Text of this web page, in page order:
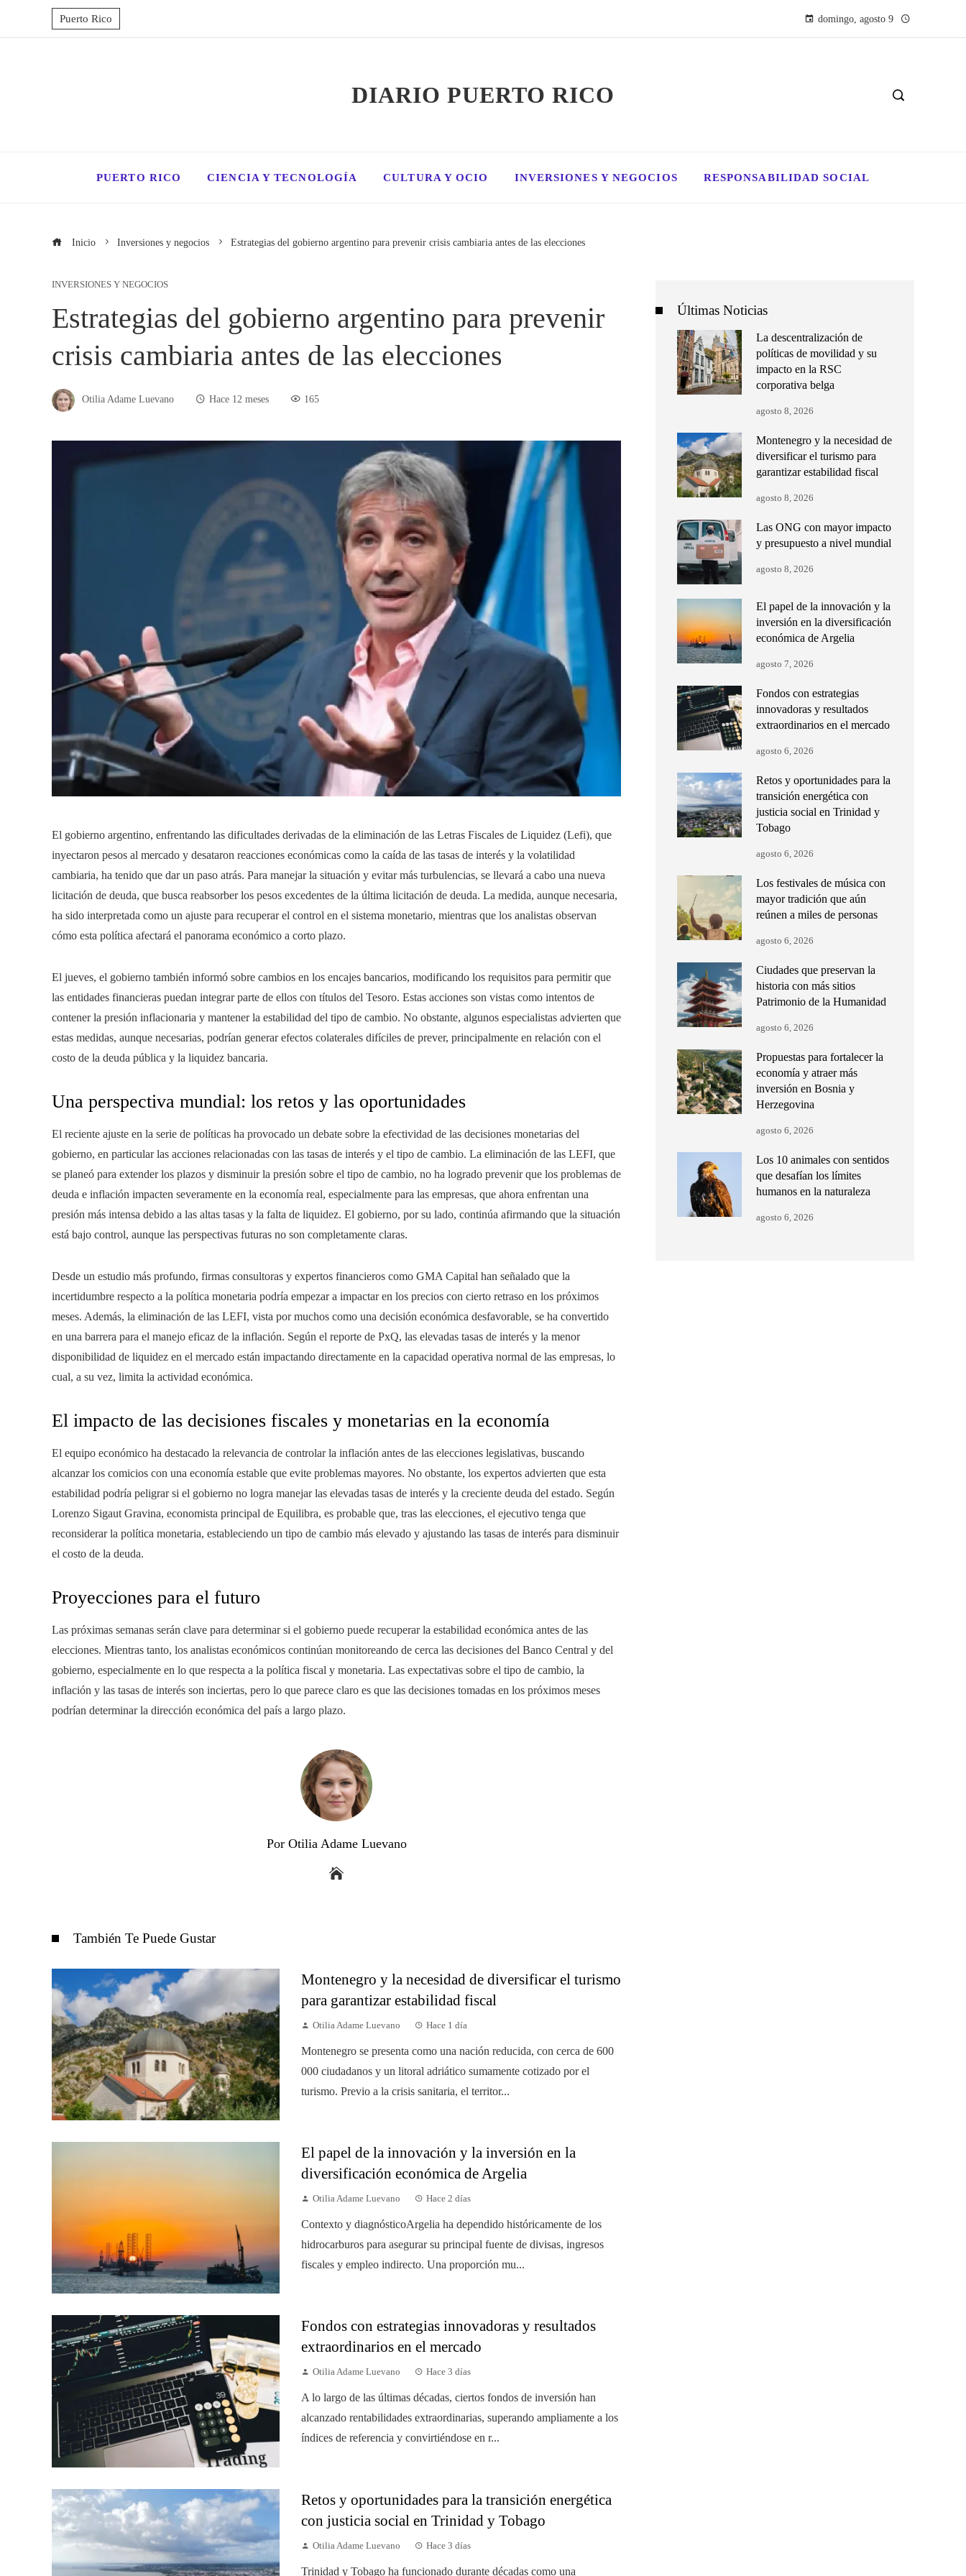
Puerto Rico domingo, agosto 9
DIARIO PUERTO RICO
PUERTO RICO CIENCIA Y TECNOLOGÍA CULTURA Y OCIO INVERSIONES Y NEGOCIOS RESPONSABILIDAD SOCIAL
Inicio Inversiones y negocios Estrategias del gobierno argentino para prevenir crisis cambiaria antes de las elecciones
INVERSIONES Y NEGOCIOS
Estrategias del gobierno argentino para prevenir
crisis cambiaria antes de las elecciones
Otilia Adame Luevano Hace 12 meses 165
El gobierno argentino, enfrentando las dificultades derivadas de la eliminación de las Letras Fiscales de Liquidez (Lefi), que
inyectaron pesos al mercado y desataron reacciones económicas como la caída de las tasas de interés y la volatilidad
cambiaria, ha tenido que dar un paso atrás. Para manejar la situación y evitar más turbulencias, se llevará a cabo una nueva
licitación de deuda, que busca reabsorber los pesos excedentes de la última licitación de deuda. La medida, aunque necesaria,
ha sido interpretada como un ajuste para recuperar el control en el sistema monetario, mientras que los analistas observan
cómo esta política afectará el panorama económico a corto plazo.
El jueves, el gobierno también informó sobre cambios en los encajes bancarios, modificando los requisitos para permitir que
las entidades financieras puedan integrar parte de ellos con títulos del Tesoro. Estas acciones son vistas como intentos de
contener la presión inflacionaria y mantener la estabilidad del tipo de cambio. No obstante, algunos especialistas advierten que
estas medidas, aunque necesarias, podrían generar efectos colaterales difíciles de prever, principalmente en relación con el
costo de la deuda pública y la liquidez bancaria.
Una perspectiva mundial: los retos y las oportunidades
El reciente ajuste en la serie de políticas ha provocado un debate sobre la efectividad de las decisiones monetarias del
gobierno, en particular las acciones relacionadas con las tasas de interés y el tipo de cambio. La eliminación de las LEFI, que
se planeó para extender los plazos y disminuir la presión sobre el tipo de cambio, no ha logrado prevenir que los problemas de
deuda e inflación impacten severamente en la economía real, especialmente para las empresas, que ahora enfrentan una
presión más intensa debido a las altas tasas y la falta de liquidez. El gobierno, por su lado, continúa afirmando que la situación
está bajo control, aunque las perspectivas futuras no son completamente claras.
Desde un estudio más profundo, firmas consultoras y expertos financieros como GMA Capital han señalado que la
incertidumbre respecto a la política monetaria podría empezar a impactar en los precios con cierto retraso en los próximos
meses. Además, la eliminación de las LEFI, vista por muchos como una decisión económica desfavorable, se ha convertido
en una barrera para el manejo eficaz de la inflación. Según el reporte de PxQ, las elevadas tasas de interés y la menor
disponibilidad de liquidez en el mercado están impactando directamente en la capacidad operativa normal de las empresas, lo
cual, a su vez, limita la actividad económica.
El impacto de las decisiones fiscales y monetarias en la economía
El equipo económico ha destacado la relevancia de controlar la inflación antes de las elecciones legislativas, buscando
alcanzar los comicios con una economía estable que evite problemas mayores. No obstante, los expertos advierten que esta
estabilidad podría peligrar si el gobierno no logra manejar las elevadas tasas de interés y la creciente deuda del estado. Según
Lorenzo Sigaut Gravina, economista principal de Equilibra, es probable que, tras las elecciones, el ejecutivo tenga que
reconsiderar la política monetaria, estableciendo un tipo de cambio más elevado y ajustando las tasas de interés para disminuir
el costo de la deuda.
Proyecciones para el futuro
Las próximas semanas serán clave para determinar si el gobierno puede recuperar la estabilidad económica antes de las
elecciones. Mientras tanto, los analistas económicos continúan monitoreando de cerca las decisiones del Banco Central y del
gobierno, especialmente en lo que respecta a la política fiscal y monetaria. Las expectativas sobre el tipo de cambio, la
inflación y las tasas de interés son inciertas, pero lo que parece claro es que las decisiones tomadas en los próximos meses
podrían determinar la dirección económica del país a largo plazo.
Por Otilia Adame Luevano
También Te Puede Gustar
Montenegro y la necesidad de diversificar el turismo
para garantizar estabilidad fiscal
Otilia Adame Luevano Hace 1 día
Montenegro se presenta como una nación reducida, con cerca de 600
000 ciudadanos y un litoral adriático sumamente cotizado por el
turismo. Previo a la crisis sanitaria, el territor...
El papel de la innovación y la inversión en la
diversificación económica de Argelia
Otilia Adame Luevano Hace 2 días
Contexto y diagnósticoArgelia ha dependido históricamente de los
hidrocarburos para asegurar su principal fuente de divisas, ingresos
fiscales y empleo indirecto. Una proporción mu...
Fondos con estrategias innovadoras y resultados
extraordinarios en el mercado
Otilia Adame Luevano Hace 3 días
A lo largo de las últimas décadas, ciertos fondos de inversión han
alcanzado rentabilidades extraordinarias, superando ampliamente a los
índices de referencia y convirtiéndose en r...
Retos y oportunidades para la transición energética
con justicia social en Trinidad y Tobago
Otilia Adame Luevano Hace 3 días
Trinidad y Tobago ha funcionado durante décadas como una
Últimas Noticias
La descentralización de
políticas de movilidad y su
impacto en la RSC
corporativa belga
agosto 8, 2026
Montenegro y la necesidad de
diversificar el turismo para
garantizar estabilidad fiscal
agosto 8, 2026
Las ONG con mayor impacto
y presupuesto a nivel mundial
agosto 8, 2026
El papel de la innovación y la
inversión en la diversificación
económica de Argelia
agosto 7, 2026
Fondos con estrategias
innovadoras y resultados
extraordinarios en el mercado
agosto 6, 2026
Retos y oportunidades para la
transición energética con
justicia social en Trinidad y
Tobago
agosto 6, 2026
Los festivales de música con
mayor tradición que aún
reúnen a miles de personas
agosto 6, 2026
Ciudades que preservan la
historia con más sitios
Patrimonio de la Humanidad
agosto 6, 2026
Propuestas para fortalecer la
economía y atraer más
inversión en Bosnia y
Herzegovina
agosto 6, 2026
Los 10 animales con sentidos
que desafían los límites
humanos en la naturaleza
agosto 6, 2026